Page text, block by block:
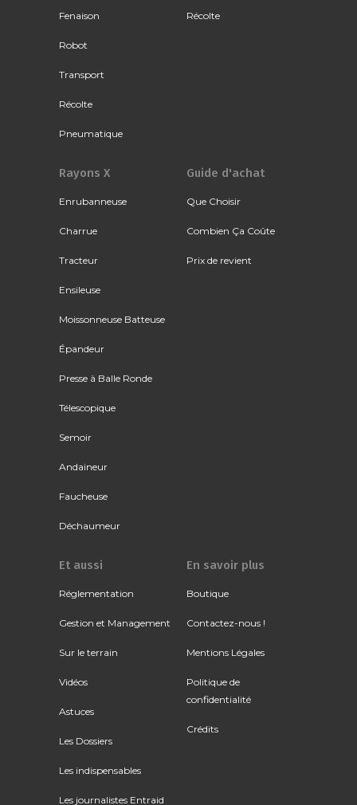
Fenaison
Robot
Transport
Récolte
Pneumatique
Récolte
Rayons X
Enrubanneuse
Charrue
Tracteur
Ensileuse
Moissonneuse Batteuse
Épandeur
Presse à Balle Ronde
Télescopique
Semoir
Andaineur
Faucheuse
Déchaumeur
Guide d'achat
Que Choisir
Combien Ça Coûte
Prix de revient
Et aussi
Réglementation
Gestion et Management
Sur le terrain
Vidéos
Astuces
Les Dossiers
Les indispensables
Les journalistes Entraid
En savoir plus
Boutique
Contactez-nous !
Mentions Légales
Politique de
confidentialité
Crédits